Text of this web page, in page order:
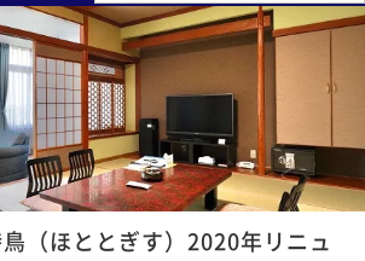
（ほととぎす）2020年リニュ